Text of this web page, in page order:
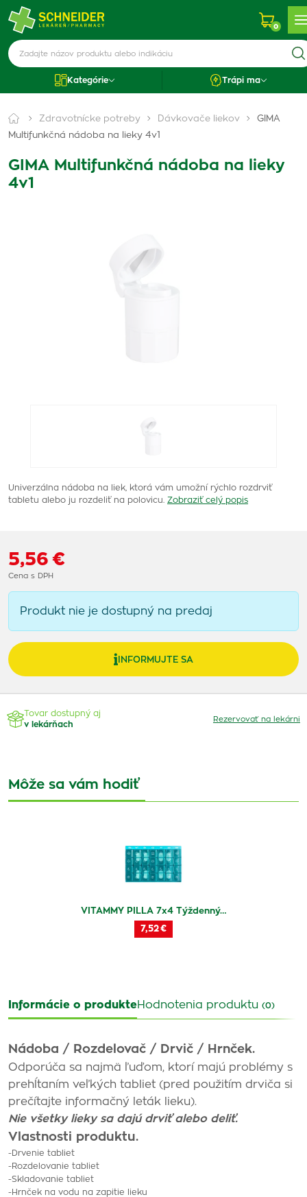
0
Kategórie Trápi ma
Zdravotnícke potreby Dávkovače liekov
GIMA
Multifunkčná nádoba na lieky 4v1
GIMA Multifunkčná nádoba na lieky
4v1
Univerzálna nádoba na liek, ktorá vám umožní rýchlo rozdrviť
tabletu alebo ju rozdeliť na polovicu. Zobraziť celý popis
5,56 €
Cena s DPH
Produkt nie je dostupný na predaj
INFORMUJTE SA
Tovar dostupný aj
v lekárňach
Rezervovať na lekárni
Môže sa vám hodiť
VITAMMY PILLA 7x4 Týždenný…
7,52 €
Informácie o produkteHodnotenia produktu (0)
Nádoba / Rozdelovač / Drvič / Hrnček.
Odporúča sa najmä ľuďom, ktorí majú problémy s
prehĺtaním veľkých tabliet (pred použitím drviča si
prečítajte informačný leták lieku).
Nie všetky lieky sa dajú drviť alebo deliť.
Vlastnosti produktu.
-Drvenie tabliet
-Rozdelovanie tabliet
-Skladovanie tabliet
-Hrnček na vodu na zapitie lieku